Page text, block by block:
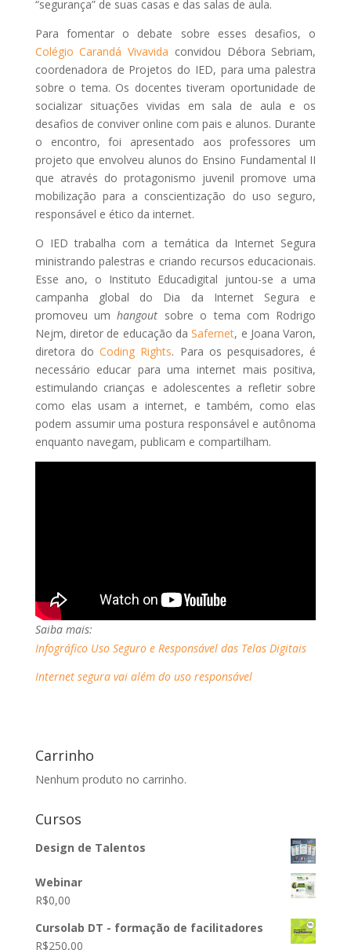
“segurança” de suas casas e das salas de aula.
Para fomentar o debate sobre esses desafios, o
Colégio Carandá Vivavida convidou Débora Sebriam,
coordenadora de Projetos do IED, para uma palestra
sobre o tema. Os docentes tiveram oportunidade de
socializar situações vividas em sala de aula e os
desafios de conviver online com pais e alunos. Durante
o encontro, foi apresentado aos professores um
projeto que envolveu alunos do Ensino Fundamental II
que através do protagonismo juvenil promove uma
mobilização para a conscientização do uso seguro,
responsável e ético da internet.
O IED trabalha com a temática da Internet Segura
ministrando palestras e criando recursos educacionais.
Esse ano, o Instituto Educadigital juntou-se a uma
campanha global do Dia da Internet Segura e
promoveu umhangout sobre o tema com Rodrigo
Nejm, diretor de educação daSafernet, e Joana Varon,
diretora doCoding Rights. Para os pesquisadores, é
necessário educar para uma internet mais positiva,
estimulando crianças e adolescentes a refletir sobre
como elas usam a internet, etambém, como elas
podem assumir uma postura responsável e autônoma
enquanto navegam, publicam e compartilham.
Saiba mais:
Infográfico Uso Seguro e Responsável das Telas Digitais
Internet segura vai além do uso responsável
Carrinho
Nenhum produto no carrinho.
Cursos
Design de Talentos
Webinar
R$0,00
Cursolab DT - formação de facilitadores
R$250,00